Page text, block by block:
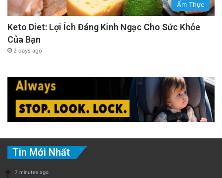
Ẩm Thực
Keto Diet: Lợi Ích Đáng Kinh Ngạc Cho Sức Khỏe
Của Bạn
2 days ago
Tin Mới Nhất
7 minutes ago